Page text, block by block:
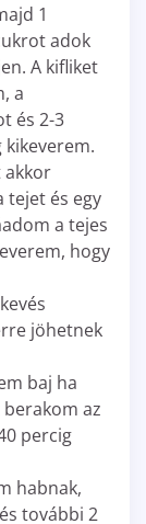
1
adok
A kifliket
a
és 2-3
akkor
tejet és egy
a tejes
hogy
jöhetnek
baj ha
berakom az
percig
habnak,
további 2